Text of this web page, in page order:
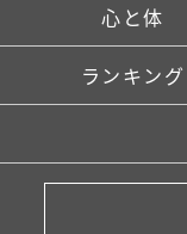
心と体
ランキング